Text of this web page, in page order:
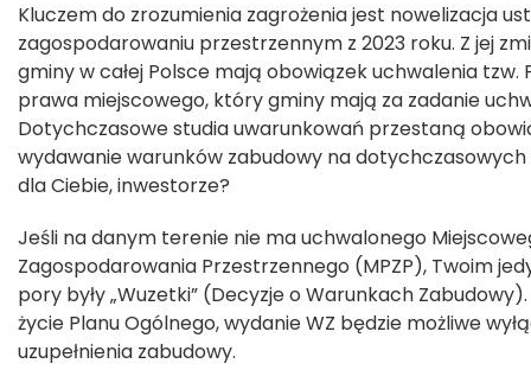
Kluczem do zrozumienia zagrożenia jest nowelizacja
zagospodarowaniu przestrzennym z 2023 roku. Z jej
gminy w całej Polsce mają obowiązek uchwalenia tzw.
prawa miejscowego, który gminy mają za zadanie
Dotychczasowe studia uwarunkowań przestaną
wydawanie warunków zabudowy na
dla Ciebie, inwestorze?
Jeśli na danym terenie nie ma uchwalonego
Zagospodarowania Przestrzennego (MPZP), Twoim
pory były „Wuzetki” (Decyzje o Warunkach
życie Planu Ogólnego, wydanie WZ będzie możliwe
uzupełnienia zabudowy.